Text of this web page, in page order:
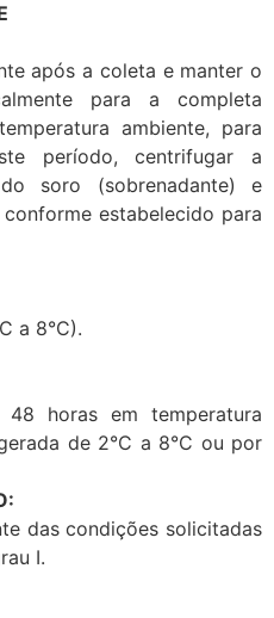
após a coleta e manter o
para a completa
ambiente, para
período, centrifugar a
soro (sobrenadante) e
estabelecido para
a 8°C).
horas em temperatura
de 2°C a 8°C ou por
das condições solicitadas
I.